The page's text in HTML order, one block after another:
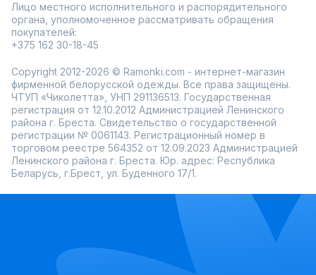
Лицо местного исполнительного и распорядительного
органа, уполномоченное рассматривать обращения
покупателей:
+375 162 30-18-45
Copyright 2012-2026 © Ramonki.com - интернет-магазин
фирменной белорусской одежды. Все права защищены.
ЧТУП «Чиколетта», УНП 291136513. Государственная
регистрация от 12.10.2012 Администрацией Ленинского
района г. Бреста. Свидетельство о государственной
регистрации № 0061143. Регистрационный номер в
торговом реестре 564352 от 12.09.2023 Администрацией
Ленинского района г. Бреста. Юр. адрес: Республика
Беларусь, г.Брест, ул. Буденного 17/1.